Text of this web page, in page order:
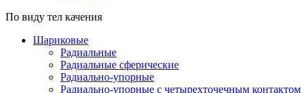
По виду тел качения
Шариковые
Радиальные
Радиальные сферические
Радиально-упорные
Радиально-упорные с четырехточечным контактом